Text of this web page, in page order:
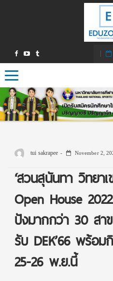
Toggle navigation
tui sakrapee November 2,
‘สวนสุนันทา วิทยา
Open House
ปังมากกว่า 30 สา
รับ DEK’66 พร้อ
25-26 พ.ย.นี้